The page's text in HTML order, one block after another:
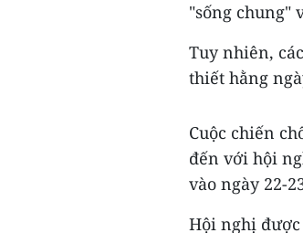
"sống chung"
Tuy nhiên,
thiết hằng
Cuộc chiến
đến với hội
vào ngày 22-
Hội nghị